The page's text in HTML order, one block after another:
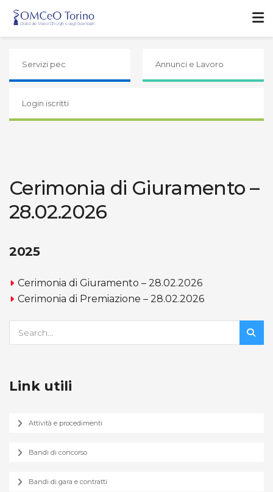
Servizi pec Annunci e Lavoro
Login iscritti
Cerimonia di Giuramento –
28.02.2026
2025
Cerimonia di Giuramento – 28.02.2026
Cerimonia di Premiazione – 28.02.2026
Link utili
Attività e procedimenti
Bandi di concorso
Bandi di gara e contratti